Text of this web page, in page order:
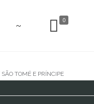
0
TOMÉ E PRÍNCIPE